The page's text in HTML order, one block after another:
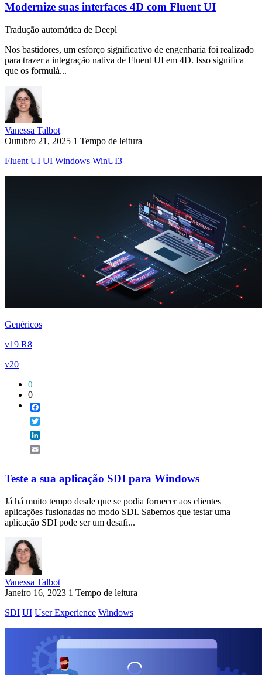
Modernize suas interfaces 4D com Fluent UI
Tradução automática de Deepl
Nos bastidores, um esforço significativo de engenharia foi realizado
para trazer a integração nativa de Fluent UI em 4D. Isso significa
que os formulá...
Vanessa Talbot
Outubro 21, 2025 1 Tempo de leitura
Fluent UI UI Windows WinUI3
Genéricos
v19 R8
v20
0
0
Teste a sua aplicação SDI para Windows
Já há muito tempo desde que se podia fornecer aos clientes
aplicações fusionadas no modo SDI. Sabemos que testar uma
aplicação SDI pode ser um desafi...
Vanessa Talbot
Janeiro 16, 2023 1 Tempo de leitura
SDI UI User Experience Windows